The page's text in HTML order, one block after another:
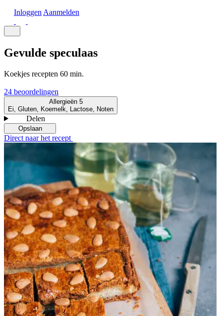
Inloggen Aanmelden
Gevulde speculaas
Koekjes recepten 60 min.
24 beoordelingen
Allergieën 5
Ei, Gluten, Koemelk, Lactose, Noten
Delen
Opslaan
Direct naar het recept